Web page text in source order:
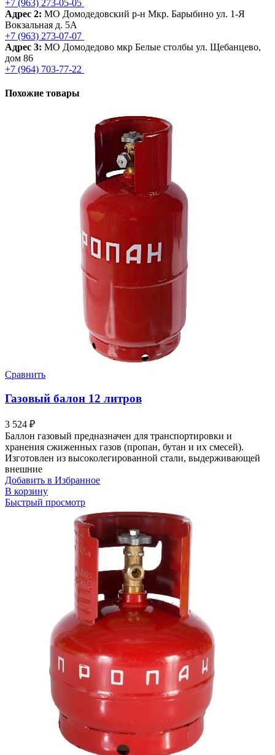
+7 (963) 273-05-05
Адрес 2: МО Домодедовский р-н Мкр. Барыбино ул. 1-Я
Вокзальная д. 5А
+7 (963) 273-07-07
Адрес 3: МО Домодедово мкр Белые столбы ул. Щебанцево,
дом 86
+7 (964) 703-77-22
Похожие товары
Сравнить
Газовый балон 12 литров
3 524 ₽
Баллон газовый предназначен для транспортировки и
хранения сжиженных газов (пропан, бутан и их смесей).
Изготовлен из высоколегированной стали, выдерживающей
внешние
Добавить в Избранное
В корзину
Быстрый просмотр